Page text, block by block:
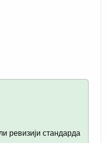
ревизији стандарда